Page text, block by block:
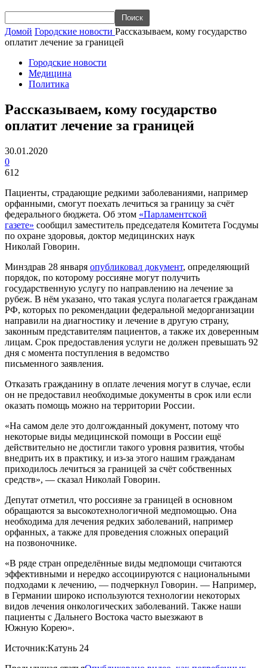
Домой Городские новости Рассказываем, кому государство
оплатит лечение за границей
Городские новости
Медицина
Политика
Рассказываем, кому государство
оплатит лечение за границей
30.01.2020
0
612
Пациенты, страдающие редкими заболеваниями, например
орфанными, смогут поехать лечиться за границу за счёт
федерального бюджета. Об этом «Парламентской
газете» сообщил заместитель председателя Комитета Госдумы
по охране здоровья, доктор медицинских наук
Николай Говорин.
Минздрав 28 января опубликовал документ, определяющий
порядок, по которому россияне могут получить
государственную услугу по направлению на лечение за
рубеж. В нём указано, что такая услуга полагается гражданам
РФ, которых по рекомендации федеральной медорганизации
направили на диагностику и лечение в другую страну,
законным представителям пациентов, а также их доверенным
лицам. Срок предоставления услуги не должен превышать 92
дня с момента поступления в ведомство
письменного заявления.
Отказать гражданину в оплате лечения могут в случае, если
он не предоставил необходимые документы в срок или если
оказать помощь можно на территории России.
«На самом деле это долгожданный документ, потому что
некоторые виды медицинской помощи в России ещё
действительно не достигли такого уровня развития, чтобы
внедрить их в практику, и из-за этого нашим гражданам
приходилось лечиться за границей за счёт собственных
средств», — сказал Николай Говорин.
Депутат отметил, что россияне за границей в основном
обращаются за высокотехнологичной медпомощью. Она
необходима для лечения редких заболеваний, например
орфанных, а также для проведения сложных операций
на позвоночнике.
«В ряде стран определённые виды медпомощи считаются
эффективными и нередко ассоциируются с национальными
подходами к лечению, — подчеркнул Говорин. — Например,
в Германии широко используются технологии некоторых
видов лечения онкологических заболеваний. Также наши
пациенты с Дальнего Востока часто выезжают в
Южную Корею».
Источник:Катунь 24